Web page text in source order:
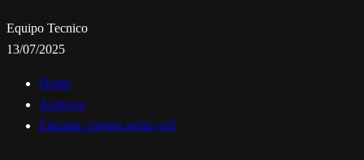
Equipo Tecnico
13/07/2025
Home
Archives
Etiqueta: mejora señal wifi